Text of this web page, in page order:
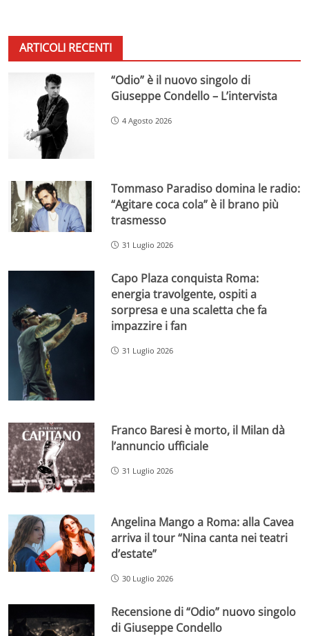
ARTICOLI RECENTI
“Odio” è il nuovo singolo di
Giuseppe Condello – L’intervista
4 Agosto 2026
Tommaso Paradiso domina le radio:
“Agitare coca cola” è il brano più
trasmesso
31 Luglio 2026
Capo Plaza conquista Roma:
energia travolgente, ospiti a
sorpresa e una scaletta che fa
impazzire i fan
31 Luglio 2026
Franco Baresi è morto, il Milan dà
l’annuncio ufficiale
31 Luglio 2026
Angelina Mango a Roma: alla Cavea
arriva il tour “Nina canta nei teatri
d’estate”
30 Luglio 2026
Recensione di “Odio” nuovo singolo
di Giuseppe Condello